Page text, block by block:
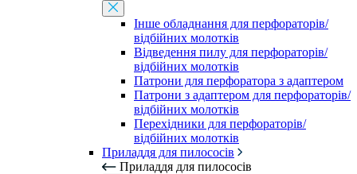
Інше обладнання для перфораторів/
відбійних молотків
Відведення пилу для перфораторів/
відбійних молотків
Патрони для перфоратора з адаптером
Патрони з адаптером для перфораторів/
відбійних молотків
Перехідники для перфораторів/
відбійних молотків
Приладдя для пилососів
Приладдя для пилососів